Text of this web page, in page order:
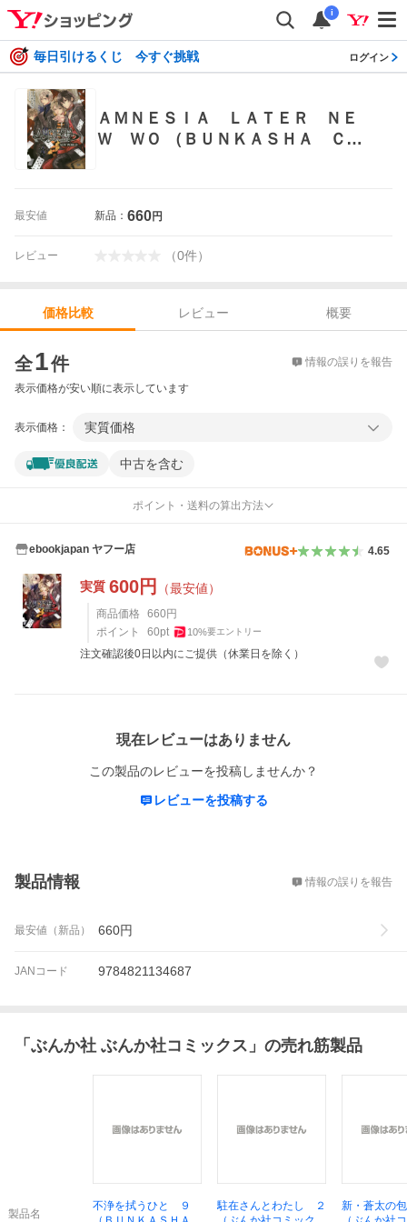
i
毎日引けるくじ 今すぐ挑戦 ログイン
ＡＭＮＥＳＩＡ ＬＡＴＥＲ ＮＥ
Ｗ ＷＯ （ＢＵＮＫＡＳＨＡ ＣＯ
最安値 新品： 660円
レビュー （0件）
価格比較 レビュー
概要
全1件 情報の誤りを報告
表示価格が安い順に表示しています
表示価格： 実質価格
中古を含む
ポイント・送料の算出方法
ebookjapan ヤフー店 4.65
実質 600円 （最安値）
商品価格 660 円
ポイント
60pt 10%要エントリー
注文確認後0日以内にご提供（休業日を除く）
現在レビューはありません
この製品のレビューを投稿しませんか？
レビューを投稿する
製品情報 情報の誤りを報告
最安値（新品） 660円
JANコード 9784821134687
「 ぶんか社 ぶんか社コミックス 」の売れ筋製品
製品名
不浄を拭うひと ９
駐在さんとわたし ２
新・蒼太の